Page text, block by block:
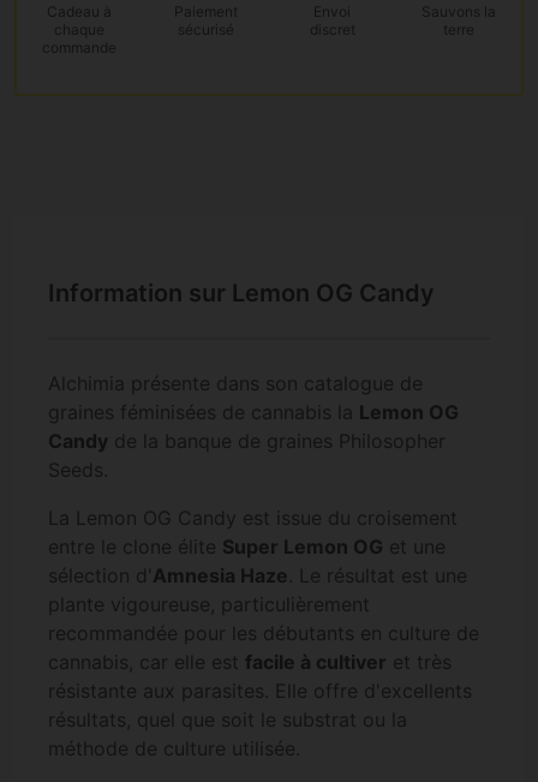
Cadeau à
chaque
commande
Paiement
sécurisé
Envoi
discret
Sauvons la
terre
Information sur Lemon OG Candy
Alchimia présente dans son catalogue de
graines féminisées de cannabis la Lemon OG
Candy de la banque de graines Philosopher
Seeds.
La Lemon OG Candy est issue du croisement
entre le clone élite Super Lemon OG et une
sélection d' Amnesia Haze . Le résultat est une
plante vigoureuse, particulièrement
recommandée pour les débutants en culture de
cannabis, car elle est facile à cultiver et très
résistante aux parasites. Elle offre d'excellents
résultats, quel que soit le substrat ou la
méthode de culture utilisée.